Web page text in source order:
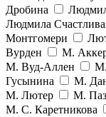
Дробина
Людмила
Монтгомери
Вурден
М.
М. Вуд-Аллен
М.
Гусынина
М.
М. Лютер
М.
М. С. Каретникова